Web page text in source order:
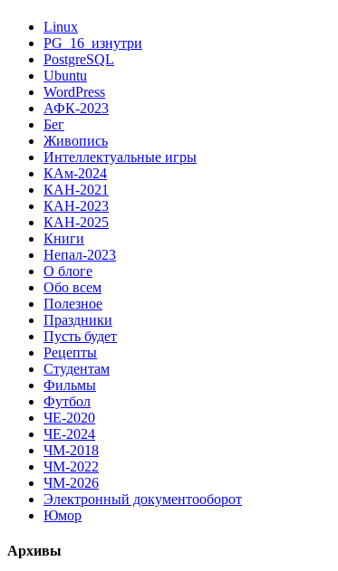
Linux
PG_16_изнутри
PostgreSQL
Ubuntu
WordPress
АФК-2023
Бег
Живопись
Интеллектуальные игры
КАм-2024
КАН-2021
КАН-2023
КАН-2025
Книги
Непал-2023
О блоге
Обо всем
Полезное
Праздники
Пусть будет
Рецепты
Студентам
Фильмы
Футбол
ЧЕ-2020
ЧЕ-2024
ЧМ-2018
ЧМ-2022
ЧМ-2026
Электронный документооборот
Юмор
Архивы